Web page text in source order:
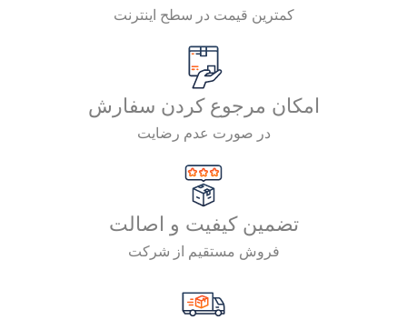
کمترین قیمت در سطح اینترنت
امکان مرجوع کردن سفارش
در صورت عدم رضایت
تضمین کیفیت و اصالت
فروش مستقیم از شرکت